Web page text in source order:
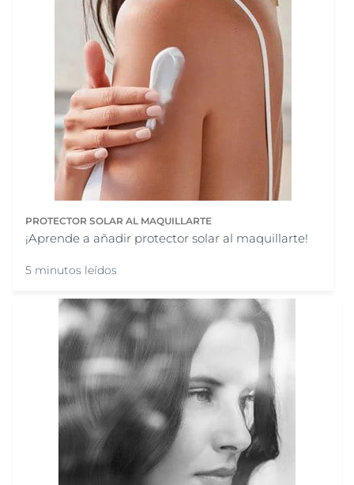
PROTECTOR SOLAR AL MAQUILLARTE
¡Aprende a añadir protector solar al maquillarte!
5 minutos leídos